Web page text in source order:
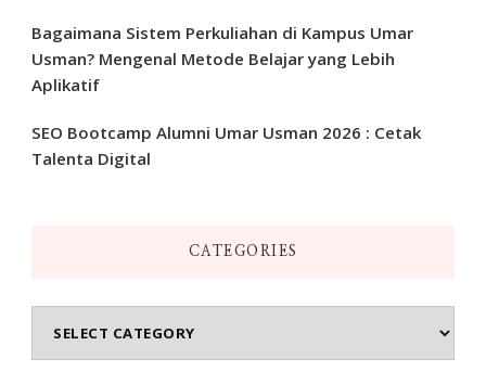
Bagaimana Sistem Perkuliahan di Kampus Umar
Usman? Mengenal Metode Belajar yang Lebih
Aplikatif
SEO Bootcamp Alumni Umar Usman 2026 : Cetak
Talenta Digital
CATEGORIES